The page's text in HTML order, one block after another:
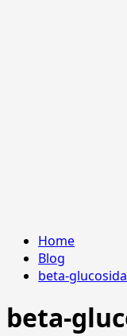
Home
Blog
beta-
beta-